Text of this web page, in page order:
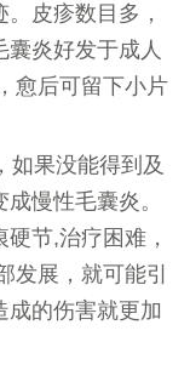
皮疹数目多，
炎好发于成人
愈后可留下小片
如果没能得到及
慢性毛囊炎。
节,治疗困难，
发展，就可能引
成的伤害就更加